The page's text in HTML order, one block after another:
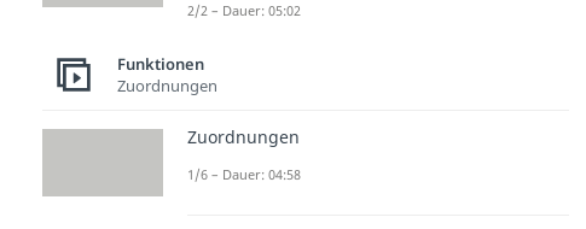
2/2 – Dauer: 05:02
Funktionen
Zuordnungen
Zuordnungen
1/6 – Dauer: 04:58